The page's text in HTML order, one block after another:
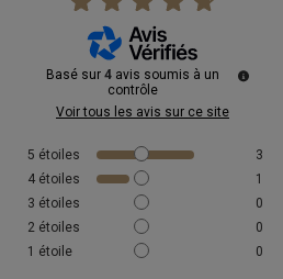
Basé sur 4 avis soumis à un
contrôle
Voir tous les avis sur ce site
5 étoiles
3
4 étoiles
1
3 étoiles
0
2 étoiles
0
1 étoile 0